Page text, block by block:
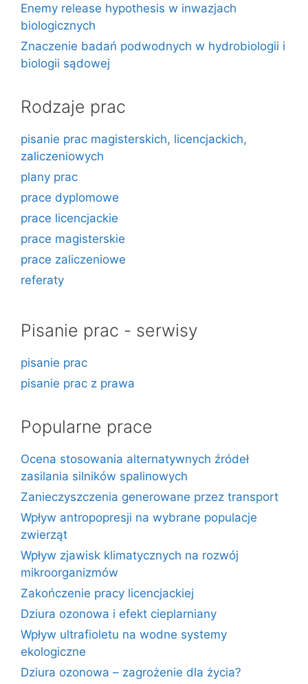
Enemy release hypothesis w inwazjach
biologicznych
Znaczenie badań podwodnych w hydrobiologii i
biologii sądowej
Rodzaje prac
pisanie prac magisterskich, licencjackich,
zaliczeniowych
plany prac
prace dyplomowe
prace licencjackie
prace magisterskie
prace zaliczeniowe
referaty
Pisanie prac - serwisy
pisanie prac
pisanie prac z prawa
Popularne prace
Ocena stosowania alternatywnych źródeł
zasilania silników spalinowych
Zanieczyszczenia generowane przez transport
Wpływ antropopresji na wybrane populacje
zwierząt
Wpływ zjawisk klimatycznych na rozwój
mikroorganizmów
Zakończenie pracy licencjackiej
Dziura ozonowa i efekt cieplarniany
Wpływ ultrafioletu na wodne systemy
ekologiczne
Dziura ozonowa – zagrożenie dla życia?